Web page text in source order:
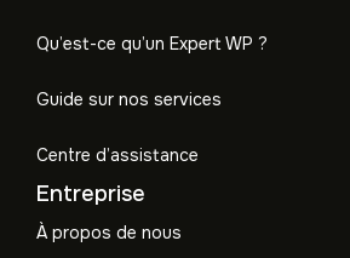
Qu’est-ce qu’un Expert WP ?
Guide sur nos services
Centre d’assistance
Entreprise
À propos de nous